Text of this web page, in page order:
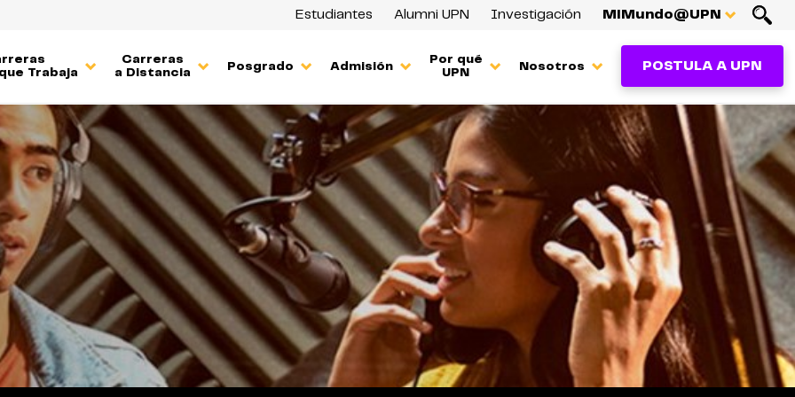
Estudiantes Alumni UPN Investigación MiMundo@UPN
Trabaja
Carreras
a Distancia
Posgrado Admisión
Por qué
UPN
Nosotros POSTULA A UPN